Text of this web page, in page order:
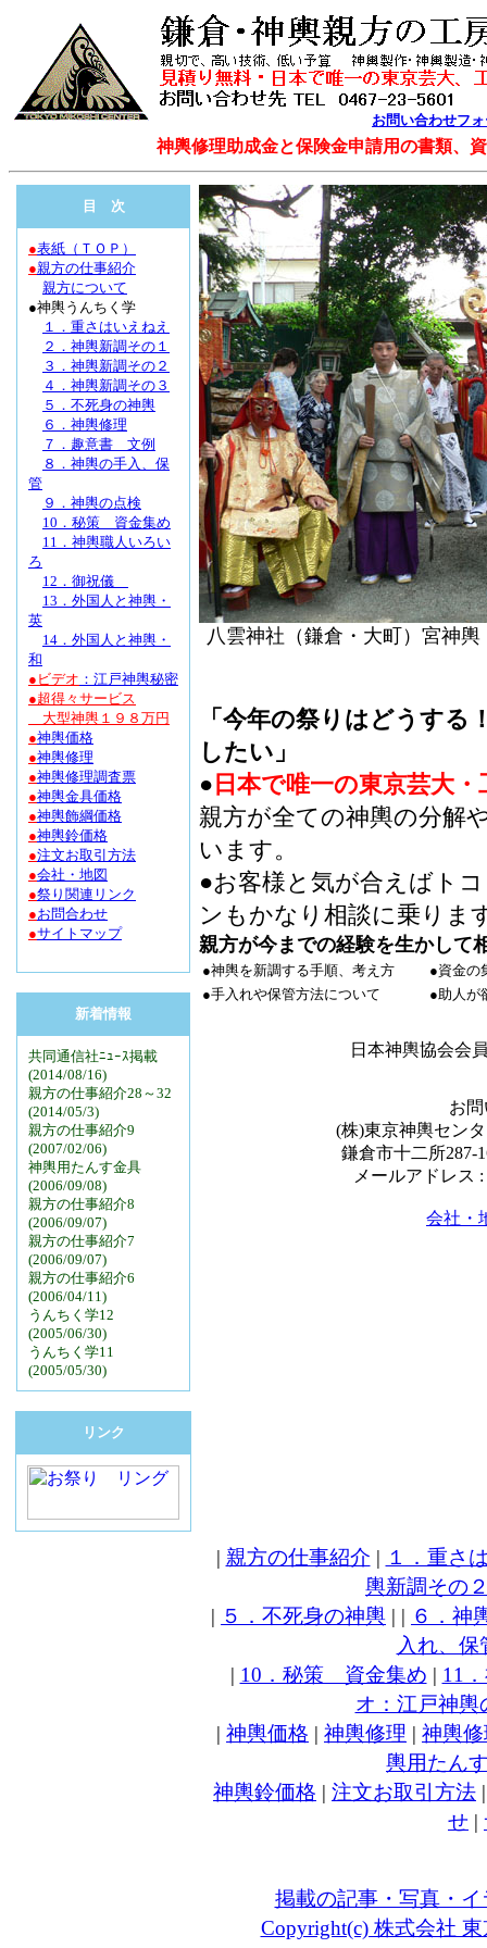
お問い合わせフ
神輿修理助成金と保険金申請用の書類、
目 次
●表紙（ＴＯＰ）
●親方の仕事紹介
親方について
●神輿うんちく学
１．重さはいえねえ
２．神輿新調その１
３．神輿新調その２
４．神輿新調その３
５．不死身の神輿
６．神輿修理
７．趣意書 文例
８．神輿の手入、保
管
９．神輿の点検
10．秘策 資金集め
11．神輿職人いろい
ろ
12．御祝儀
13 ． 外国人と神輿・
英
14．外国人と神輿 ・
和
●ビデオ ：江戸神輿秘密
●超得々サービス
大型神輿１９８万円
●神輿価格
●神輿修理
●神輿修理調査票
●神輿金具価格
●神輿飾綱価格
●神輿鈴価格
●注文お取引方法
●会社・地図
●祭り関連リンク
●お問合わせ
●サイトマップ
新着情報
共同通信社ﾆｭｰｽ掲載
(2014/08/16)
親方の仕事紹介28～32
(2014/05/3)
親方の仕事紹介9
(2007/02/06)
神輿用たんす金具
(2006/09/08)
親方の仕事紹介8
(2006/09/07)
親方の仕事紹介7
(2006/09/07)
親方の仕事紹介6
(2006/04/11)
うんちく学12
(2005/06/30)
うんちく学11
(2005/05/30)
リンク
八雲神社（鎌倉・大町）宮神
「今年の祭りはどうする
したい」
● 日本で唯一の東京芸大
親方が全ての神輿の分解
います。
●お客様と気が合えばト
ンもかなり相談に乗りま
親方が今までの経験を生かして
●神輿を新調する手順、考え方
●資金の
●手入れや保管方法について
●助人が
日本神輿協会会
お
(株)東京神輿セ
鎌倉市十二所
メールアドレス :
会社・
| 親方の仕事紹介 | １．重さ
輿新調その
| ５．不死身の神輿 | | ６．神
入れ、保
| 10．秘策 資金集め | 11
オ：江戸神輿
| 神輿価格 | 神輿修理 | 神輿
輿用たん
神輿鈴価格 | 注文お取引方法
せ |
掲載の記事・写真・
Copyright(c) 株式会社